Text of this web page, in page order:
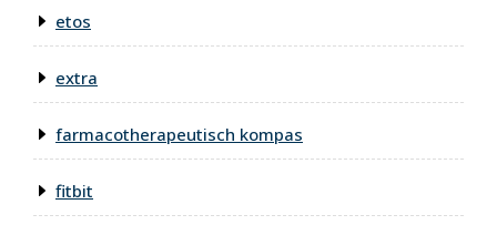
etos
extra
farmacotherapeutisch kompas
fitbit